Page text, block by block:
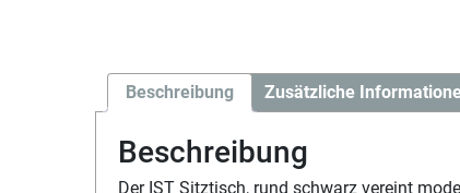
Beschreibung Zusätzliche
Beschreibung
Der IST Sitztisch, rund schwarz vereint